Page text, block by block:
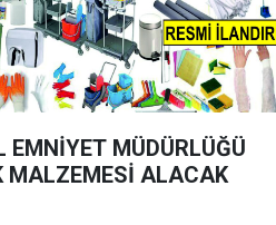
EMNİYET MÜDÜRLÜĞÜ
MALZEMESİ ALACAK